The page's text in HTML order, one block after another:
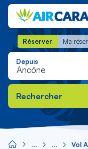
Réserver Ma
Réserver Ma
Depuis
Rechercher
Vol